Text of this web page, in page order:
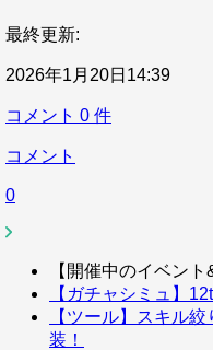
最終更新:
2026年1月20日14:39
コメント 0 件
コメント
0
【開催中のイベント
【ガチャシミュ】
【ツール】スキル
装！